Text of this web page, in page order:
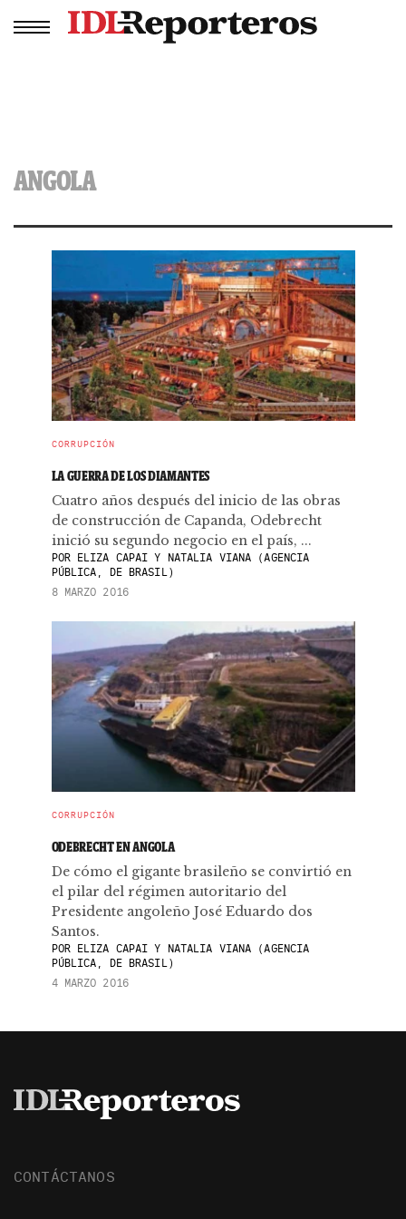
ANGOLA
CORRUPCIÓN
LA GUERRA DE LOS DIAMANTES
Cuatro años después del inicio de las obras
de construcción de Capanda, Odebrecht
inició su segundo negocio en el país, ...
PORELIZA CAPAI Y NATALIA VIANA (AGENCIA
PÚBLICA, DE BRASIL)
8 MARZO 2016
CORRUPCIÓN
ODEBRECHT EN ANGOLA
De cómo el gigante brasileño se convirtió en
el pilar del régimen autoritario del
Presidente angoleño José Eduardo dos
Santos.
PORELIZA CAPAI Y NATALIA VIANA (AGENCIA
PÚBLICA, DE BRASIL)
4 MARZO 2016
CONTÁCTANOS